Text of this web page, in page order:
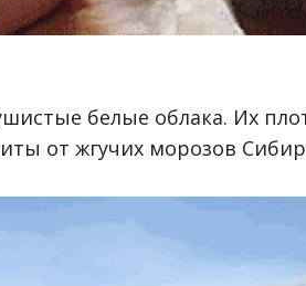
белые облака. Их
от жгучих морозов